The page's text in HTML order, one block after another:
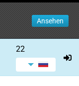
Ansehen
22